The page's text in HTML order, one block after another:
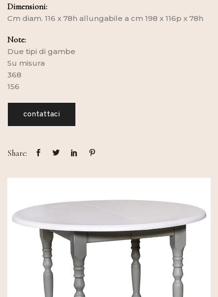
Dimensioni:
Cm diam. 116 x 78h allungabile a cm 198 x 116p x 78h
Note:
Due tipi di gambe
Su misura
368
156
contattaci
Share: